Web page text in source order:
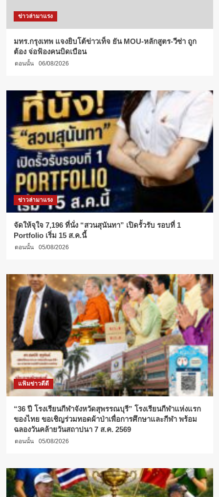
ข่าวล่ามาแรง
มทร.กรุงเทพ แจงยิบโต้ข่าวเท็จ ยัน MOU-หลักสูตร-วีซ่า ถูก
ต้อง จ่อฟ้องคนบิดเบือน
ตอนนั้น 06/08/2026
ข่าวล่ามาแรง
จัดให้จุใจ 7,196 ที่นั่ง “สวนสุนันทา” เปิดรั้วรับ รอบที่ 1
Portfolio เริ่ม 15 ส.ค.นี้
ตอนนั้น 05/08/2026
แฟ้มข่าวดีดี
“36 ปี โรงเรียนกีฬาจังหวัดสุพรรณบุรี” โรงเรียนกีฬาแห่งแรก
ของไทย ขอเชิญร่วมทอดผ้าป่าเพื่อการศึกษาและกีฬา พร้อม
ฉลองวันคล้ายวันสถาปนา 7 ส.ค. 2569
ตอนนั้น 05/08/2026